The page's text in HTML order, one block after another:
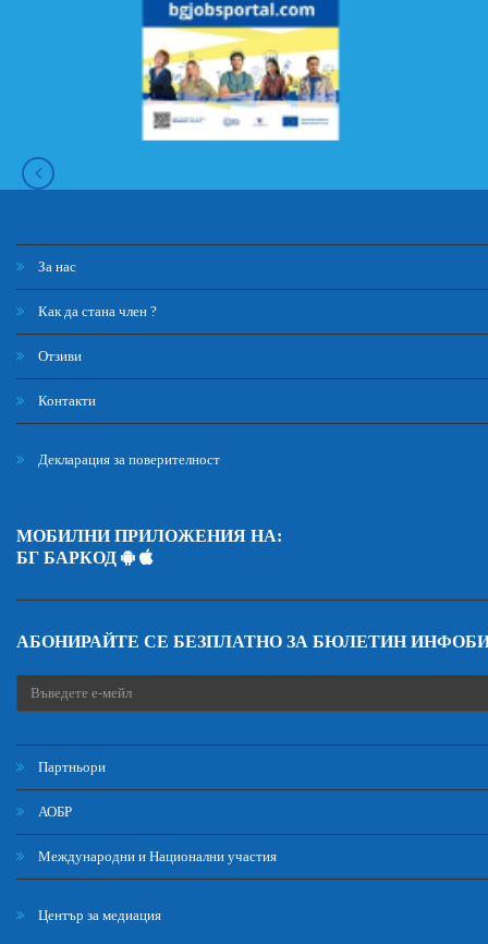
За нас
Как да стана член ?
Отзиви
Контакти
Декларация за поверителност
МОБИЛНИ ПРИЛОЖЕНИЯ НА:
БГ БАРКОД
АБОНИРАЙТЕ СЕ БЕЗПЛАТНО ЗА БЮЛЕТИН
Партньори
АОБР
Международни и Национални участия
Център за медиация